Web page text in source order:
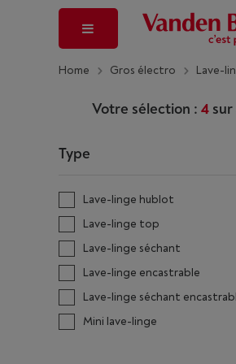
Home Gros électro Lave-
Votre sélection : 4sur
Type
Lave-linge hublot
Lave-linge top
Lave-linge séchant
Lave-linge encastrable
Lave-linge séchant
Mini lave-linge